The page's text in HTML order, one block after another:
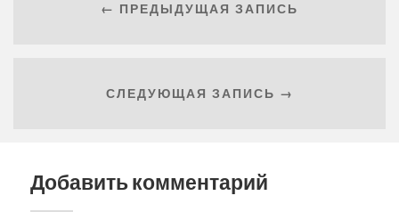
← ПРЕДЫДУЩАЯ ЗАПИСЬ
СЛЕДУЮЩАЯ ЗАПИСЬ →
Добавить комментарий